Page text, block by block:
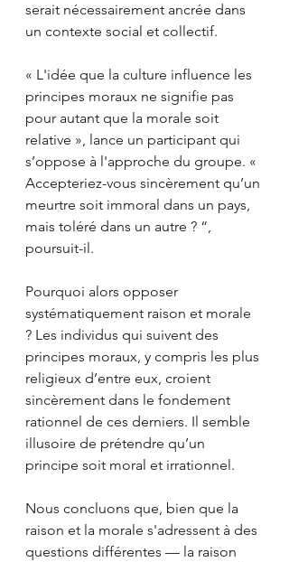
serait nécessairement ancrée dans
un contexte social et collectif.
« L'idée que la culture influence les
principes moraux ne signifie pas
pour autant que la morale soit
relative », lance un participant qui
s’oppose à l'approche du groupe. «
Accepteriez-vous sincèrement qu’un
meurtre soit immoral dans un pays,
mais toléré dans un autre ? “,
poursuit-il.
Pourquoi alors opposer
systématiquement raison et morale
? Les individus qui suivent des
principes moraux, y compris les plus
religieux d’entre eux, croient
sincèrement dans le fondement
rationnel de ces derniers. Il semble
illusoire de prétendre qu’un
principe soit moral et irrationnel.
Nous concluons que, bien que la
raison et la morale s'adressent à des
questions différentes — la raison